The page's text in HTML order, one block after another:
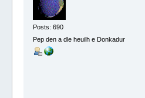
Posts: 690
Pep den a dle heuilh e Donkadur